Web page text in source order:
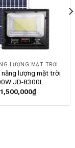
LƯỢNG MẶT TRỜI
năng lượng mặt trời
JD-8300L
1,500,000₫